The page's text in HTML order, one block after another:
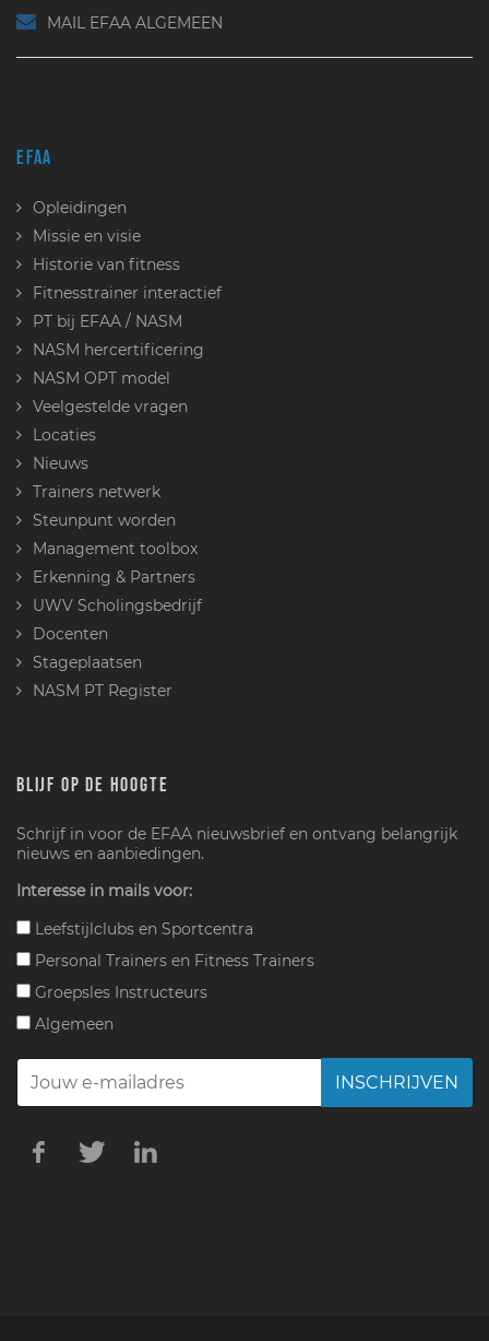
MAIL EFAA ALGEMEEN
EFAA
Opleidingen
Missie en visie
Historie van fitness
Fitnesstrainer interactief
PT bij EFAA / NASM
NASM hercertificering
NASM OPT model
Veelgestelde vragen
Locaties
Nieuws
Trainers netwerk
Steunpunt worden
Management toolbox
Erkenning & Partners
UWV Scholingsbedrijf
Docenten
Stageplaatsen
NASM PT Register
BLIJF OP DE HOOGTE
Schrijf in voor de EFAA nieuwsbrief en ontvang belangrijk
nieuws en aanbiedingen.
Interesse in mails voor:
Leefstijlclubs en Sportcentra
Personal Trainers en Fitness Trainers
Groepsles Instructeurs
Algemeen
INSCHRIJVEN